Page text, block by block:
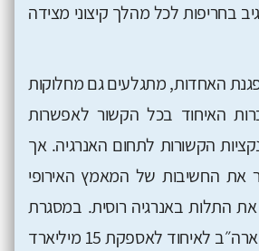
בחריפות לכל מהלך קיצוני מצידה
האחדות, מתגלעים גם מחלוקות
האיחוד בכל הקשור לאפשרות
הקשורות לתחום האנרגיה. אך
את החשיבות של המאמץ האירופי
את התלות באנרגיה רוסית. במסגרת
זו, נחתם הסכם בין ארה״ב לאיחוד לאספקת 15 מיליארד